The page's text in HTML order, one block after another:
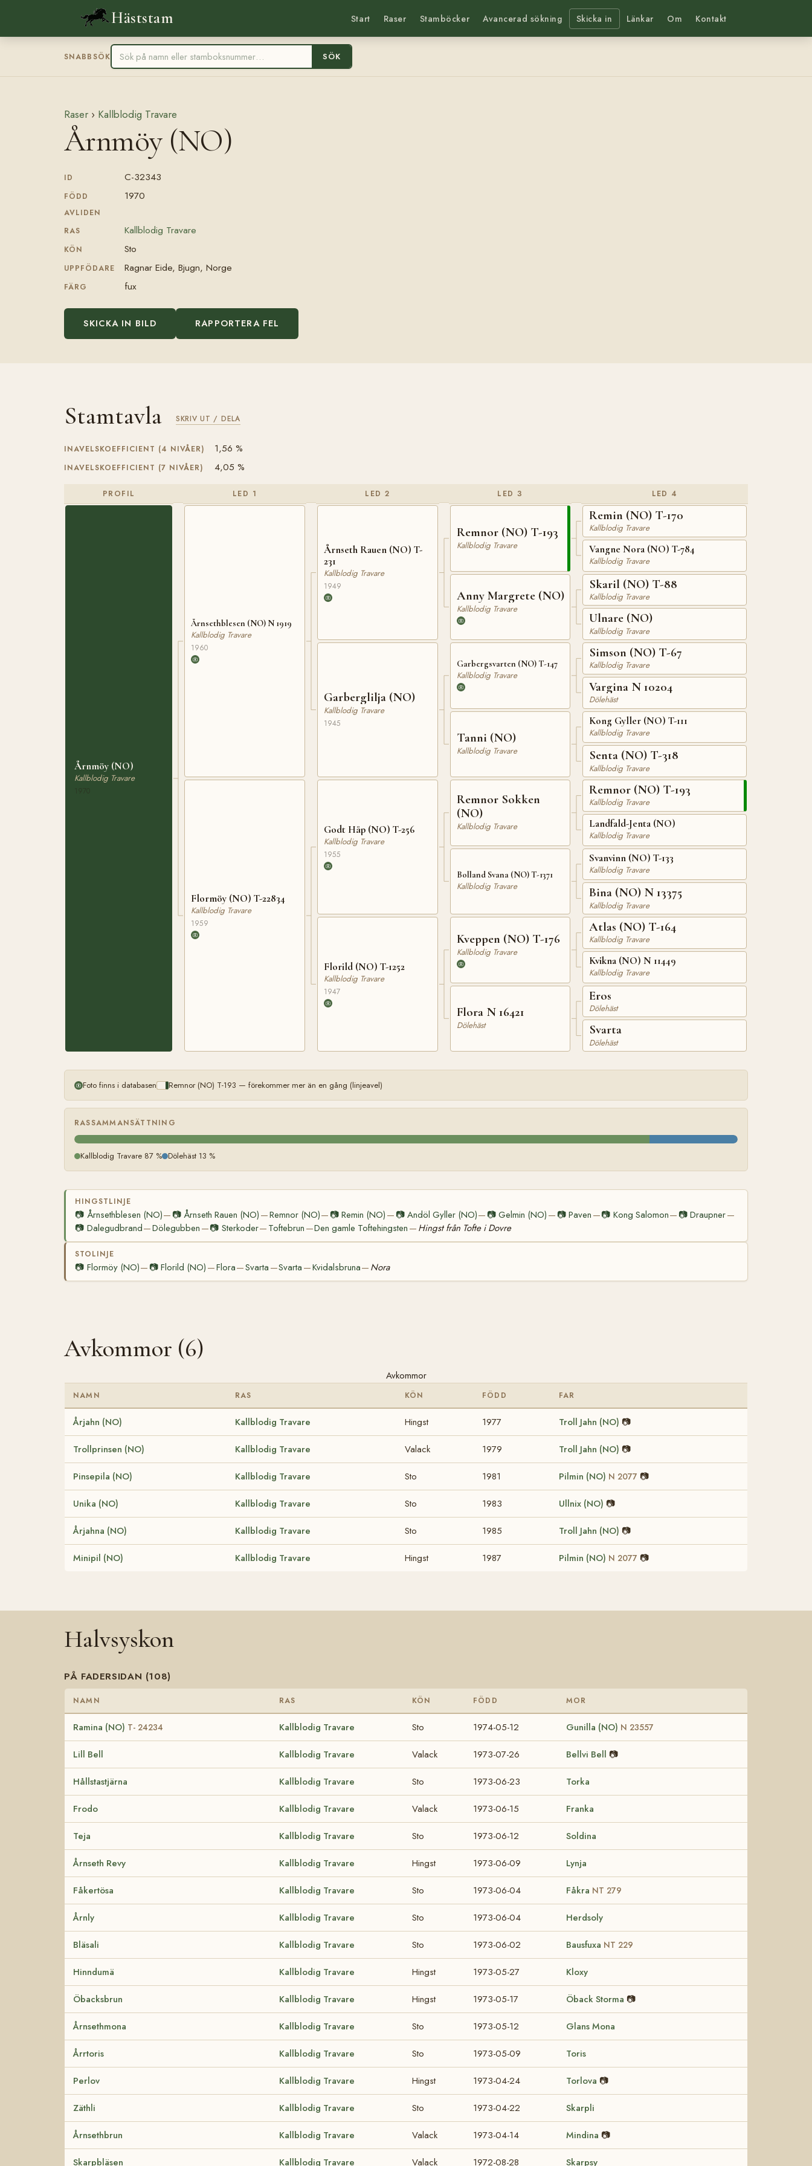
Häststam Start Raser Stamböcker Avancerad sökning Skicka in Länkar Om Kontakt
SNABBSÖK SÖK
Raser › Kallblodig Travare
Årnmöy (NO)
ID C-32343
FÖDD 1970
AVLIDEN
RAS
Kallblodig Travare
KÖN Sto
UPPFÖDARE Ragnar Eide, Bjugn, Norge
FÄRG fux
SKICKA IN BILD RAPPORTERA FEL
Stamtavla SKRIV UT / DELA
INAVELSKOEFFICIENT (4 NIVÅER) 1,56 %
INAVELSKOEFFICIENT (7 NIVÅER) 4,05 %
PROFIL
Årnmöy (NO)
Kallblodig Travare
LED 1
Årnsethblesen (NO) N 1919
Kallblodig Travare
1960
Flormöy (NO) T-22834
Kallblodig Travare
1959
LED 2
Årnseth Rauen (NO) T-
231
Kallblodig Travare
1949
Garberglilja (NO)
Kallblodig Travare
1945
Godt Håp (NO) T-256
Kallblodig Travare
1955
Florild (NO) T-1252
Kallblodig Travare
1947
LED 3
Remnor (NO) T-193
Kallblodig Travare
Anny Margrete (NO)
Kallblodig Travare
Garbergsvarten (NO) T-147
Kallblodig Travare
Tanni (NO)
Kallblodig Travare
Remnor Sokken
(NO)
Kallblodig Travare
Bolland Svana (NO) T-1371
Kallblodig Travare
Kveppen (NO) T-176
Kallblodig Travare
Flora N 16421
Dölehäst
LED 4
Remin (NO) T-170
Kallblodig Travare
Vangne Nora (NO) T-784
Kallblodig Travare
Skaril (NO) T-88
Kallblodig Travare
Ulnare (NO)
Kallblodig Travare
Simson (NO) T-67
Kallblodig Travare
Vargina N 10204
Dölehäst
Kong Gyller (NO) T-111
Kallblodig Travare
Senta (NO) T-318
Kallblodig Travare
Remnor (NO) T-193
Kallblodig Travare
Landfald-Jenta (NO)
Kallblodig Travare
Svanvinn (NO) T-133
Kallblodig Travare
Bina (NO) N 13375
Kallblodig Travare
Atlas (NO) T-164
Kallblodig Travare
Kvikna (NO) N 11449
Kallblodig Travare
Eros
Dölehäst
Svarta
Dölehäst
Foto finns i databasen Remnor (NO) T-193 — förekommer mer än en gång (linjeavel)
RASSAMMANSÄTTNING
Kallblodig Travare 87 % Dölehäst 13 %
HINGSTLINJE
📷 Årnsethblesen (NO)— 📷Årnseth Rauen (NO) —Remnor (NO)— 📷Remin (NO) — 📷 Andöl Gyller (NO)— 📷 Gelmin (NO) — 📷Paven —📷 Kong Salomon— 📷Draupner—
📷 Dalegudbrand—Dölegubben —📷 Sterkoder— Toftebrun —Den gamle Toftehingsten — Hingst från Tofte i Dovre
STOLINJE
📷 Flormöy (NO)— 📷Florild (NO) —Flora—Svarta —Svarta —Kvidalsbruna— Nora
Avkommor (6)
Avkommor
NAMN RAS KÖN FÖDD FAR
Årjahn (NO) Kallblodig Travare Hingst 1977 Troll Jahn (NO) 📷
Trollprinsen (NO) Kallblodig Travare Valack 1979 Troll Jahn (NO) 📷
Pinsepila (NO) Kallblodig Travare Sto 1981 Pilmin (NO) N 2077 📷
Unika (NO) Kallblodig Travare Sto 1983 Ullnix (NO) 📷
Årjahna (NO) Kallblodig Travare Sto 1985 Troll Jahn (NO) 📷
Minipil (NO) Kallblodig Travare Hingst 1987 Pilmin (NO) N 2077 📷
Halvsyskon
PÅ FADERSIDAN (108)
NAMN RAS KÖN FÖDD MOR
Ramina (NO) T- 24234 Kallblodig Travare Sto 1974-05-12 Gunilla (NO) N 23557
Lill Bell Kallblodig Travare Valack 1973-07-26 Bellvi Bell 📷
Hållstastjärna Kallblodig Travare Sto 1973-06-23 Torka
Frodo Kallblodig Travare Valack 1973-06-15 Franka
Teja Kallblodig Travare Sto 1973-06-12 Soldina
Årnseth Revy Kallblodig Travare Hingst 1973-06-09 Lynja
Fåkertösa Kallblodig Travare Sto 1973-06-04 Fåkra NT 279
Årnly Kallblodig Travare Sto 1973-06-04 Herdsoly
Bläsali Kallblodig Travare Sto 1973-06-02 Bausfuxa NT 229
Hinndumä Kallblodig Travare Hingst 1973-05-27 Kloxy
Öbacksbrun Kallblodig Travare Hingst 1973-05-17 Öback Storma 📷
Årnsethmona Kallblodig Travare Sto 1973-05-12 Glans Mona
Årrtoris Kallblodig Travare Sto 1973-05-09 Toris
Perlov Kallblodig Travare Hingst 1973-04-24 Torlova 📷
Zäthli Kallblodig Travare Sto 1973-04-22 Skarpli
Årnsethbrun Kallblodig Travare Valack 1973-04-14 Mindina 📷
Skarpbläsen Kallblodig Travare Valack 1972-08-28 Skarpsy